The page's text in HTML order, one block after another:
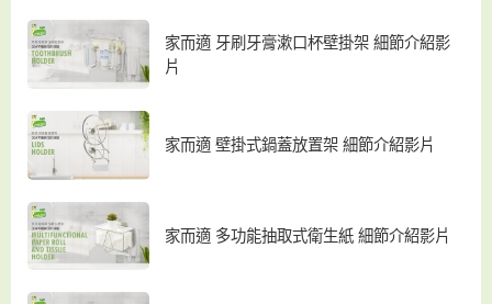
家而適 牙刷牙膏漱口杯壁掛架 細節介紹影
片
家而適 壁掛式鍋蓋放置架 細節介紹影片
家而適 多功能抽取式衛生紙 細節介紹影片